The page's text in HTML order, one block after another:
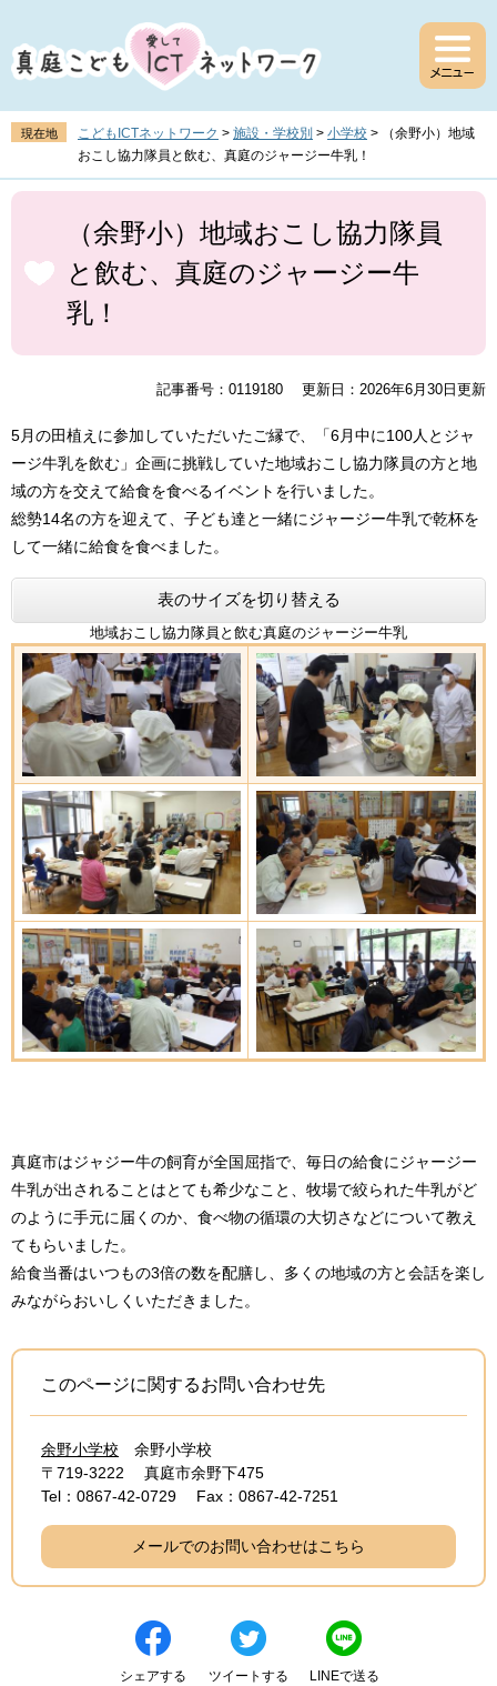
ジ
の
頭
す
。
ュ
ー
飛
し
て
現在地 こどもICTネットワーク > 施設・学校別 > 小学校 >
（余野小）地域
おこし協力隊員と飲む、真庭のジャージー牛乳！
本
（余野小）地域おこし協力隊員
と飲む、真庭のジャージー牛
乳！
記事番号：0119180 更新日：2026年6月30日更新
5月の田植えに参加していただいたご縁で、「6月中に100人とジャ
ージ牛乳を飲む」企画に挑戦していた地域おこし協力隊員の方と地
域の方を交えて給食を食べるイベントを行いました。
総勢14名の方を迎えて、子ども達と一緒にジャージー牛乳で乾杯を
して一緒に給食を食べました。
表のサイズを切り替える
地域おこし協力隊員と飲む真庭のジャージー牛乳
真庭市はジャジー牛の飼育が全国屈指で、毎日の給食にジャージー
牛乳が出されることはとても希少なこと、牧場で絞られた牛乳がど
のように手元に届くのか、食べ物の循環の大切さなどについて教え
てもらいました。
給食当番はいつもの3倍の数を配膳し、多くの地域の方と会話を楽し
みながらおいしくいただきました。
このページに関するお問い合わせ先
余野小学校
余野小学校
〒719-3222
真庭市余野下475
Tel：0867-42-0729
Fax：0867-42-7251
メールでのお問い合わせはこちら
シェアする ツイートする LINEで送る